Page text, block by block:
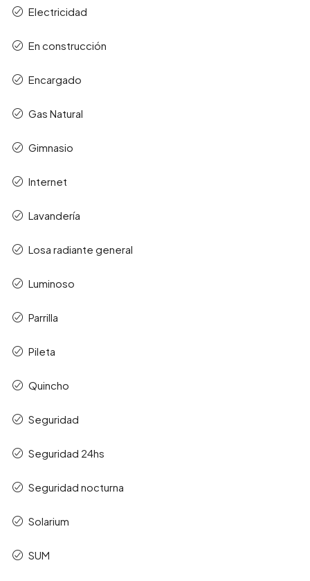
Electricidad
En construcción
Encargado
Gas Natural
Gimnasio
Internet
Lavandería
Losa radiante general
Luminoso
Parrilla
Pileta
Quincho
Seguridad
Seguridad 24hs
Seguridad nocturna
Solarium
SUM